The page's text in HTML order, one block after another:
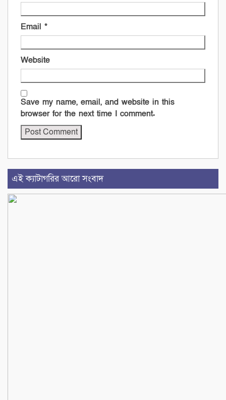
Email *
Website
Save my name, email, and website in this
browser for the next time I comment.
এই ক্যাটাগরির আরো সংবাদ